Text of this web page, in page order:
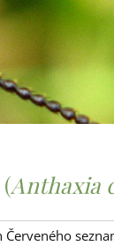
Anthaxia